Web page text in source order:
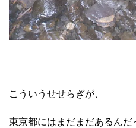
こういうせせらぎが、
東京都にはまだまだあるんだ